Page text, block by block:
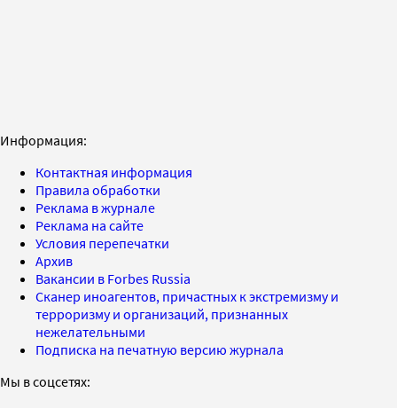
Информация:
Контактная информация
Правила обработки
Реклама в журнале
Реклама на сайте
Условия перепечатки
Архив
Вакансии в Forbes Russia
Сканер иноагентов, причастных к экстремизму и
терроризму и организаций, признанных
нежелательными
Подписка на печатную версию журнала
Мы в соцсетях: